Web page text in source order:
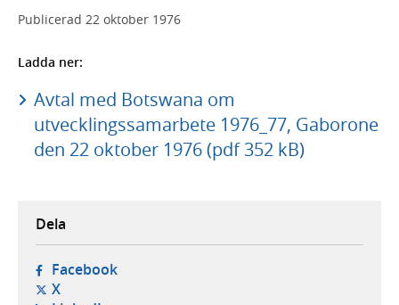
Publicerad 22 oktober 1976
Ladda ner:
Avtal med Botswana om
utvecklingssamarbete 1976_77, Gaborone
den 22 oktober 1976 (pdf 352 kB)
Dela
Facebook- öppnas i ny flik, extern webbplats,
X- öppnas i ny flik, extern webbplats,